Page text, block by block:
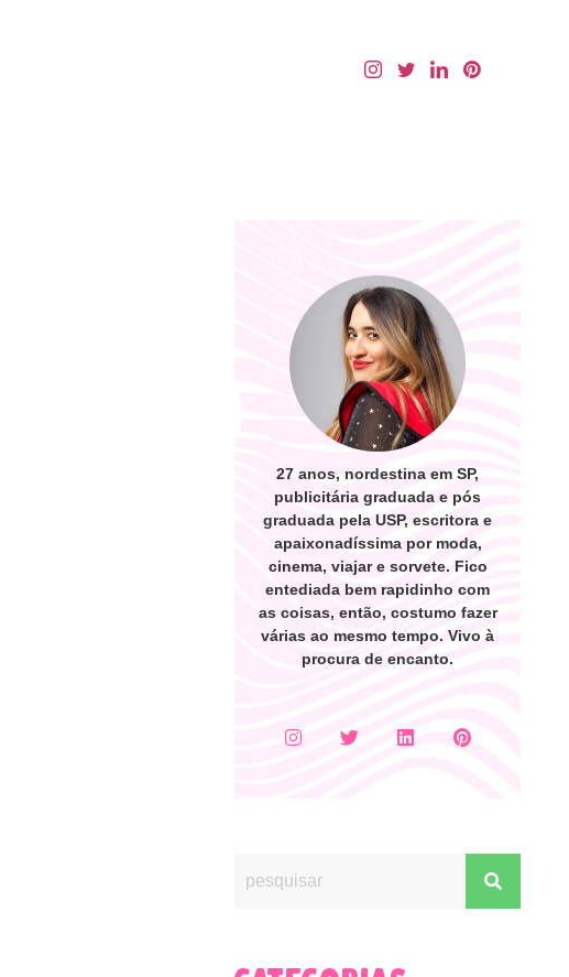
27 anos, nordestina em SP,
publicitária graduada e pós
graduada pela USP, escritora e
apaixonadíssima por moda,
cinema, viajar e sorvete. Fico
entediada bem rapidinho com
as coisas, então, costumo fazer
várias ao mesmo tempo. Vivo à
procura de encanto.